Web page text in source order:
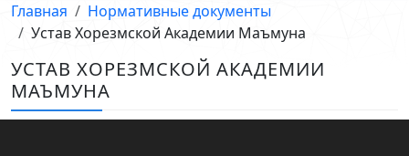
Главная
Нормативные документы
Устав Хорезмской Академии Маъмуна
УСТАВ ХОРЕЗМСКОЙ АКАДЕМИИ
МАЪМУНА